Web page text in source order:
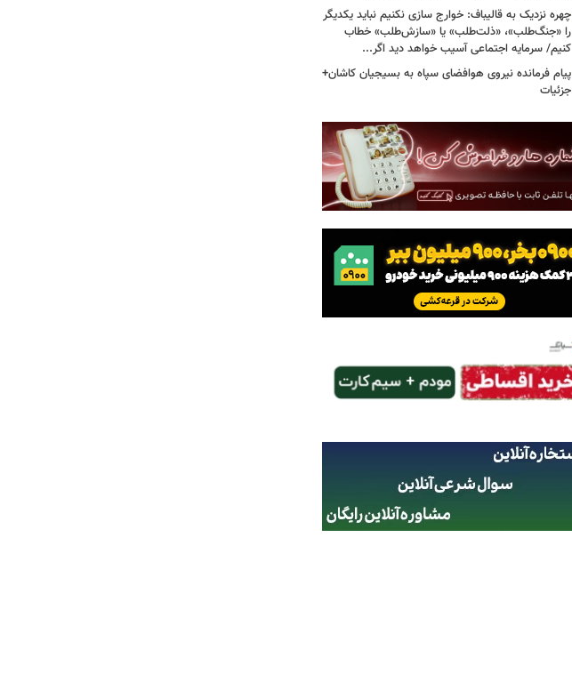
چهره نزدیک به قالیباف: خوارج سازی نکنیم نباید یکدیگر
را «جنگ‌طلب»، «ذلت‌طلب» یا «سازش‌طلب» خطاب
کنیم/ سرمایه اجتماعی آسیب خواهد دید اگر...
پیام فرمانده نیروی هوافضای سپاه به بسیجیان کاشان+
جزئیات